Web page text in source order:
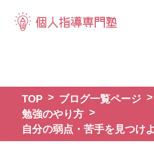
TOP ブログ一覧ページ
勉強のやり方
自分の弱点・苦手を見つけ